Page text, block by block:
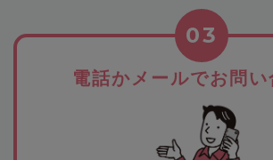
電話かメールでお問い
03